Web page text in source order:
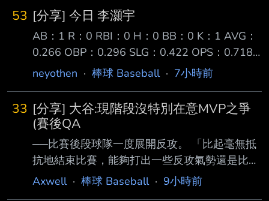
表洛杉磯皇后迎戰波士頓獵人，首局就轟出聯盟
史上首支滿貫全壘 打，全場繳出4打數2安打、4
打點，幫助皇后終場以12比4大勝，收下開季2
連勝。 莎菈此役1局下就在滿壘局面登場打擊，
她掌握來球強勢揮擊，將球掃出全壘打牆，一棒
清 空壘包，幫助皇后取得4比0領先；這一轟正
是聯盟成立以來的首支滿貫砲，莎菈也因此成為
聯盟歷史紀錄保持人。
53 [分享] 今日 李灝宇
AB：1 R：0 RBI：0 H：0 BB：0 K：1 AVG：
0.266 OBP：0.296 SLG：0.422 OPS：0.718
底特律老虎作客西雅圖水手三連戰系列賽的第二
Zach McKinstry 面對水手左投 Gabe Speier 在
兩好兩壞時 被一顆偏高的滑球三振出局 隨後八
局下由另一位替補 James Outman 替換上場守備
右外野 終場老虎 2:4 不敵水手 結束四連勝 系列
賽戰成一勝一負 李灝宇打擊近況 對比先前連續
安打場次的表現有所降溫
neyothen · 棒球 Baseball· 7小時前
33 [分享] 大谷:現階段沒特別在意MVP之爭
(賽後QA
──比賽後段球隊一度展開反攻。 「比起毫無抵
抗地結束比賽，能夠打出一些反攻氣勢還是比較
重要。接下來還有新的系列 賽，而且明天也有
Axwell· 棒球 Baseball· 9小時前